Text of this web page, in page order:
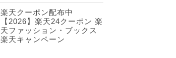
楽天クーポン配布中
【2026】楽天24クーポン 楽
天ファッション・ブックス
楽天キャンペーン